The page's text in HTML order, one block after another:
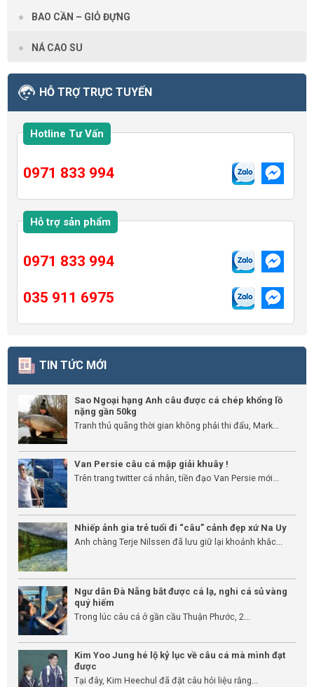
BAO CẦN – GIỎ ĐỰNG
NÁ CAO SU
HỖ TRỢ TRỰC TUYẾN
Hotline Tư Vấn
0971 833 994
Hỗ trợ sản phẩm
0971 833 994
035 911 6975
TIN TỨC MỚI
Sao Ngoại hạng Anh câu được cá chép khổng lồ
nặng gần 50kg
Tranh thủ quãng thời gian không phải thi đấu, Mark...
Van Persie câu cá mập giải khuây !
Trên trang twitter cá nhân, tiền đạo Van Persie mới...
Nhiếp ảnh gia trẻ tuổi đi “câu” cảnh đẹp xứ Na Uy
Anh chàng Terje Nilssen đã lưu giữ lại khoảnh khắc...
Ngư dân Đà Nẵng bắt được cá lạ, nghi cá sủ vàng
quý hiếm
Trong lúc câu cá ở gần cầu Thuận Phước, 2...
Kim Yoo Jung hé lộ kỷ lục về câu cá mà mình đạt
được
Tại đây, Kim Heechul đã đặt câu hỏi liệu rằng...